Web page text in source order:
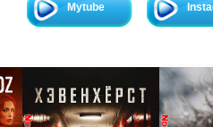
Mytube